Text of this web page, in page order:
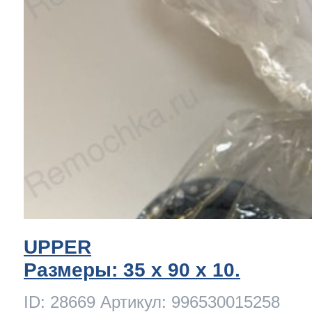
UPPER
Размеры: 35 x 90 х 10.
ID: 28669 Артикул: 996530015258